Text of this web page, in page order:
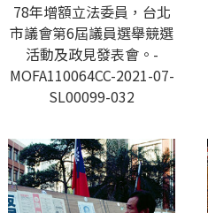
78年增額立法委員，台北
市議會第6屆議員選舉競選
活動及政見發表會。-
MOFA110064CC-2021-07-
SL00099-032